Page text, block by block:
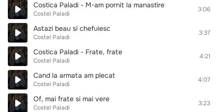
Costica Paladi - M-am pornit la manastire
Costel Paladi
3:06
Astazi beau si chefuiesc
Costel Paladi
3:37
Costica Paladi - Frate, frate
Costel Paladi
4:21
Cand la armata am plecat
Costel Paladi
4:07
Of, mai frate si mai vere
Costel Paladi
3:23